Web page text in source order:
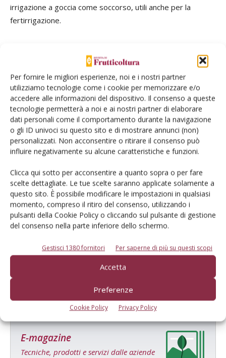
Per fornire le migliori esperienze, noi e i nostri partner
utilizziamo tecnologie come i cookie per memorizzare e/o
accedere alle informazioni del dispositivo. Il consenso a queste
tecnologie permetterà a noi e ai nostri partner di elaborare
dati personali come il comportamento durante la navigazione
o gli ID univoci su questo sito e di mostrare annunci (non)
personalizzati. Non acconsentire o ritirare il consenso può
influire negativamente su alcune caratteristiche e funzioni.
Clicca qui sotto per acconsentire a quanto sopra o per fare
scelte dettagliate. Le tue scelte saranno applicate solamente a
questo sito. È possibile modificare le impostazioni in qualsiasi
momento, compreso il ritiro del consenso, utilizzando i
pulsanti della Cookie Policy o cliccando sul pulsante di gestione
del consenso nella parte inferiore dello schermo.
Gestisci 1380 fornitori Per saperne di più su questi scopi
Accetta
Preferenze
Cookie Policy Privacy Policy
irrigazione a goccia come soccorso, utili anche per la
fertirrigazione.
Facebook Twitter
Articoli correlati
Avocado, carrubo, ficodindia al posto
dell’olivo nelle aree colpite da Xylella
Fico, un’antica pianta per una
E-magazine
Tecniche, prodotti e servizi dalle aziende